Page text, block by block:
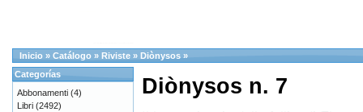
Inicio » Catálogo » Riviste » Diònysos »
Diònysos n. 7
Categorías
Abbonamenti (4)
Libri (2492)